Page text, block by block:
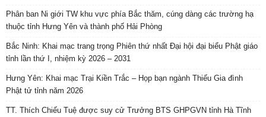
Phân ban Ni giới TW khu vực phía Bắc thăm, cúng dàng các trường hạ
thuộc tỉnh Hưng Yên và thành phố Hải Phòng
Bắc Ninh: Khai mạc trang trọng Phiên thứ nhất Đại hội đại biểu Phật giáo
tỉnh lần thứ I, nhiệm kỳ 2026 – 2031
Hưng Yên: Khai mạc Trại Kiền Trắc – Họp bạn ngành Thiếu Gia đình
Phật tử tỉnh năm 2026
TT. Thích Chiếu Tuệ được suy cử Trưởng BTS GHPGVN tỉnh Hà Tĩnh